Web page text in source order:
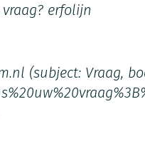
erfolijn
(subject: Vraag,